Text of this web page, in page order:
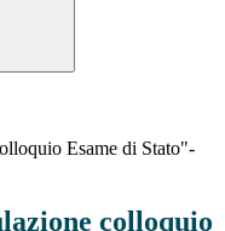
Esame di Stato"-
colloquio